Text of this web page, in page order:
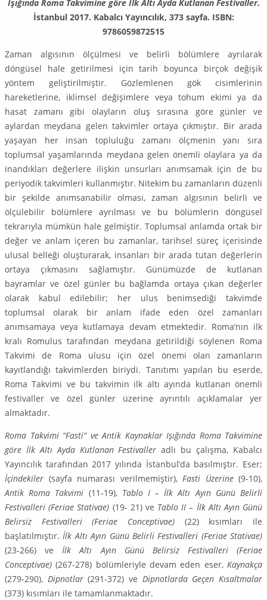
Işığında Roma Takvimine göre İlk Altı Ayda Kutlanan Festivaller.
İstanbul 2017. Kabalcı Yayıncılık, 373 sayfa. ISBN:
9786059872515
Zaman algısının ölçülmesi ve belirli bölümlere ayrılarak
döngüsel hale getiril­mesi için tarih boyunca birçok değişik
yöntem geliştirilmiştir. Gözlemlenen gök cisimlerinin
hareketlerine, iklimsel değişimlere veya tohum ekimi ya da
hasat zamanı gibi olayların oluş sırasına göre günler ve
aylardan meydana gelen takvimler ortaya çıkmıştır. Bir arada
yaşayan her insan topluluğu za­manı ölçmenin yanı sıra
toplumsal yaşamlarında meydana gelen önemli olay­lara ya da
inandıkları değerlere ilişkin unsurları anımsamak için de bu
periyo­dik takvimleri kullanmıştır. Nitekim bu zamanların düzenli
bir şekilde anım­sanabilir olması, zaman algısının belirli ve
ölçülebilir bölümlere ayrılması ve bu bölümlerin döngüsel
tekrarıyla mümkün hale gelmiştir. Toplumsal an­lamda ortak bir
değer ve anlam içeren bu zamanlar, tarihsel süreç içerisinde
ulusal belleği oluşturarak, insanları bir arada tutan değerlerin
ortaya çıkma­sını sağlamıştır. Günümüzde de kutlanan
bayramlar ve özel günler bu bağ­lamda ortaya çıkan değerler
olarak kabul edilebilir; her ulus benimsediği tak­vimde
toplumsal olarak bir anlam ifade eden özel zamanları
anımsamaya veya kutlamaya devam etmektedir. Roma’nın ilk
kralı Romulus tarafından meydana getirildiği söylenen Roma
Takvimi de Roma ulusu için özel önemi olan zamanların
kayıtlandığı takvimlerden biriydi. Tanıtımı yapılan bu eserde,
Roma Takvimi ve bu takvimin ilk altı ayında kutlanan önemli
festivaller ve özel günler üzerine ayrıntılı açıklamalar yer
almaktadır.
Roma Takvimi “Fasti” ve Antik Kaynaklar Işığında Roma Takvimine
göre İlk Altı Ayda Kutlanan Festivaller adlı bu çalışma, Kabalcı
Yayıncılık tarafından 2017 yılında İstanbul’da basılmıştır. Eser;
İçindekiler (sayfa numarası verilme­miştir), Fasti Üzerine(9-10),
Antik Roma Takvimi (11-19), Tablo I – İlk Altı Ayın Günü Belirli
Festivalleri (Feriae Stativae) (19- 21) ve Tablo II – İlk Altı Ayın Günü
Belirsiz Festivalleri (Feriae Conceptivae) (22) kısımları ile
başlatılmıştır.İlk Altı Ayın Günü Belirli Festivalleri (Feriae Stativae)
(23-266) veİlk Altı Ayın Günü Belirsiz Festivalleri (Feriae
Conceptivae) (267-278) bölümleriyle devam eden eser, Kaynakça
(279-290), Dipnotlar(291-372) ve Dipnotlarda Geçen Kısaltmalar
(373) kısımları ile tamamlanmaktadır.